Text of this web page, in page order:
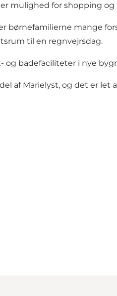
mulighed for shopping
børnefamilierne mange
til en regnvejrsdag.
og badefaciliteter i nye
af Marielyst, og det er